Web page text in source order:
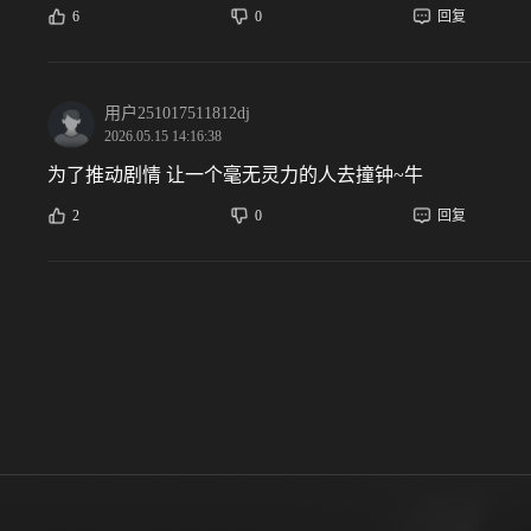
6 0 回复
用户251017511812dj
2026.05.15 14:16:38
为了推动剧情 让一个毫无灵力的人去撞钟~牛
2 0 回复